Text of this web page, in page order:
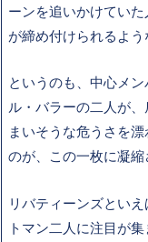
ーンを追いかけてい
が締め付けられるよう
というのも、中心メ
ル・バラーの二人が
まいそうな危うさを
のが、この一枚に凝縮
リバティーンズとい
トマン二人に注目が